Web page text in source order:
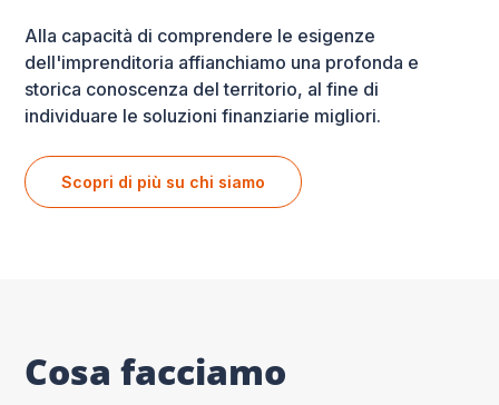
Alla capacità di comprendere le esigenze
dell'imprenditoria affianchiamo una profonda e
storica conoscenza del territorio, al fine di
individuare le soluzioni finanziarie migliori.
Scopri di più su chi siamo
Cosa facciamo